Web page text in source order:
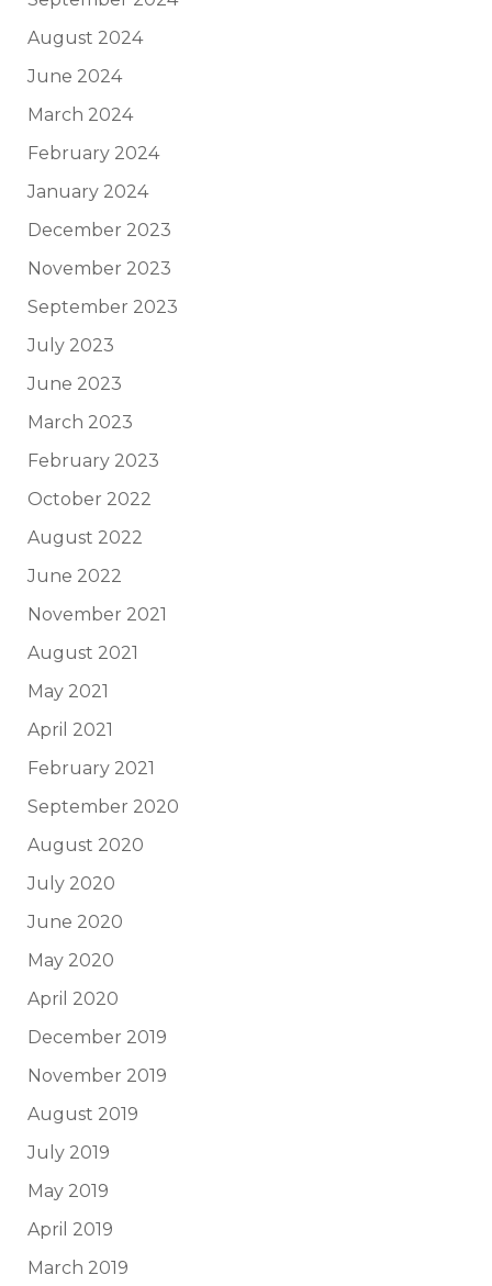
August 2024
June 2024
March 2024
February 2024
January 2024
December 2023
November 2023
September 2023
July 2023
June 2023
March 2023
February 2023
October 2022
August 2022
June 2022
November 2021
August 2021
May 2021
April 2021
February 2021
September 2020
August 2020
July 2020
June 2020
May 2020
April 2020
December 2019
November 2019
August 2019
July 2019
May 2019
April 2019
March 2019